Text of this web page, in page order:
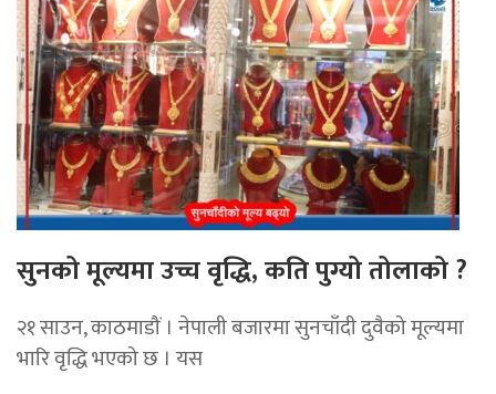
सुनको मूल्यमा उच्च वृद्धि, कति पुग्यो तोलाको ?
२१ साउन, काठमाडौं । नेपाली बजारमा सुनचाँदी दुवैको मूल्यमा
भारि वृद्धि भएको छ । यस